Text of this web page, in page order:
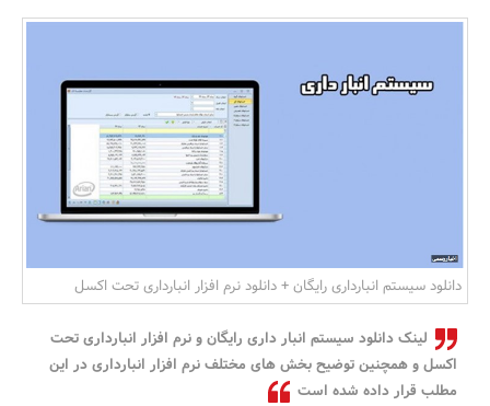
مسکن و ساختمان
دانلود سیستم انبارداری رایگان + دانلود نرم افزار انبارداری تحت اکسل
لینک دانلود سیستم انبار داری رایگان و نرم افزار انبارداری تحت
اکسل و همچنین توضیح بخش های مختلف نرم افزار انبارداری در این
مطلب قرار داده شده است